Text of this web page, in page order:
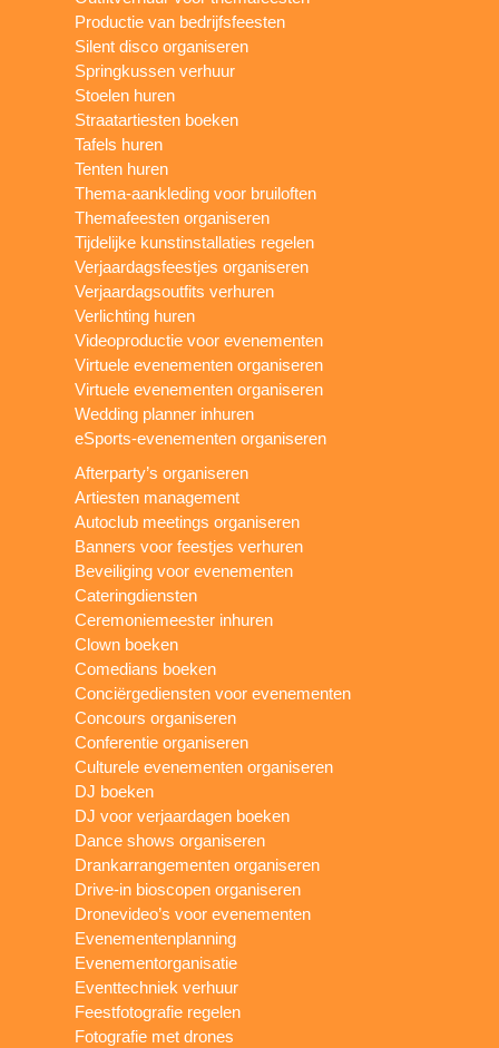
Productie van bedrijfsfeesten
Silent disco organiseren
Springkussen verhuur
Stoelen huren
Straatartiesten boeken
Tafels huren
Tenten huren
Thema-aankleding voor bruiloften
Themafeesten organiseren
Tijdelijke kunstinstallaties regelen
Verjaardagsfeestjes organiseren
Verjaardagsoutfits verhuren
Verlichting huren
Videoproductie voor evenementen
Virtuele evenementen organiseren
Virtuele evenementen organiseren
Wedding planner inhuren
eSports-evenementen organiseren
Afterparty’s organiseren
Artiesten management
Autoclub meetings organiseren
Banners voor feestjes verhuren
Beveiliging voor evenementen
Cateringdiensten
Ceremoniemeester inhuren
Clown boeken
Comedians boeken
Conciërgediensten voor evenementen
Concours organiseren
Conferentie organiseren
Culturele evenementen organiseren
DJ boeken
DJ voor verjaardagen boeken
Dance shows organiseren
Drankarrangementen organiseren
Drive-in bioscopen organiseren
Dronevideo’s voor evenementen
Evenementenplanning
Evenementorganisatie
Eventtechniek verhuur
Feestfotografie regelen
Fotografie met drones